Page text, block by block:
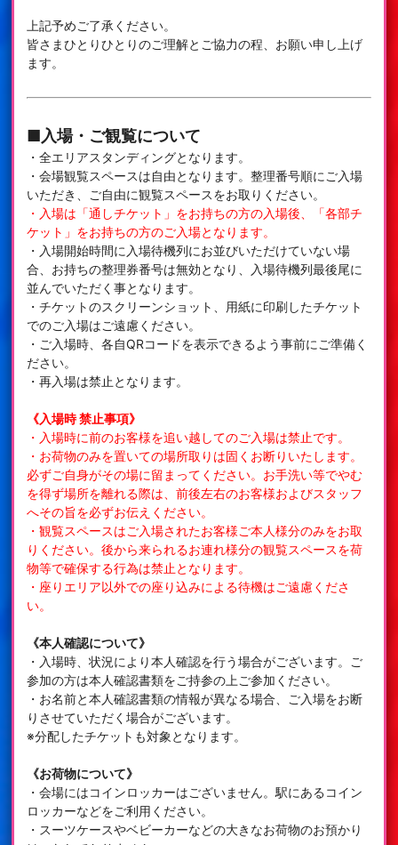
上記予めご了承ください。
皆さまひとりひとりのご理解とご協力の程、お願い申し上げ
ます。
■入場・ご観覧について
・全エリアスタンディングとなります。
・会場観覧スペースは自由となります。整理番号順にご入場
いただき、ご自由に観覧スペースをお取りください。
・入場は「通しチケット」をお持ちの方の入場後、「各部チ
ケット」をお持ちの方のご入場となります。
・入場開始時間に入場待機列にお並びいただけていない場
合、お持ちの整理券番号は無効となり、入場待機列最後尾に
並んでいただく事となります。
・チケットのスクリーンショット、用紙に印刷したチケット
でのご入場はご遠慮ください。
・ご入場時、各自QRコードを表示できるよう事前にご準備く
ださい。
・再入場は禁止となります。
《入場時 禁止事項》
・入場時に前のお客様を追い越してのご入場は禁止です。
・お荷物のみを置いての場所取りは固くお断りいたします。
必ずご自身がその場に留まってください。お手洗い等でやむ
を得ず場所を離れる際は、前後左右のお客様およびスタッフ
へその旨を必ずお伝えください。
・観覧スペースはご入場されたお客様ご本人様分のみをお取
りください。後から来られるお連れ様分の観覧スペースを荷
物等で確保する行為は禁止となります。
・座りエリア以外での座り込みによる待機はご遠慮くださ
い。
《本人確認について》
・入場時、状況により本人確認を行う場合がございます。ご
参加の方は本人確認書類をご持参の上ご参加ください。
・お名前と本人確認書類の情報が異なる場合、ご入場をお断
りさせていただく場合がございます。
※分配したチケットも対象となります。
《お荷物について》
・会場にはコインロッカーはございません。駅にあるコイン
ロッカーなどをご利用ください。
・スーツケースやベビーカーなどの大きなお荷物のお預かり